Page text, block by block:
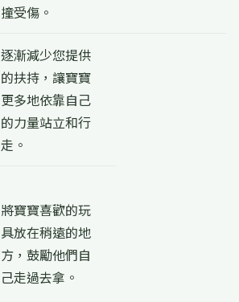
撞受傷。
逐漸減少您提供
的扶持，讓寶寶
更多地依靠自己
的力量站立和行
走。
將寶寶喜歡的玩
具放在稍遠的地
方，鼓勵他們自
己走過去拿。